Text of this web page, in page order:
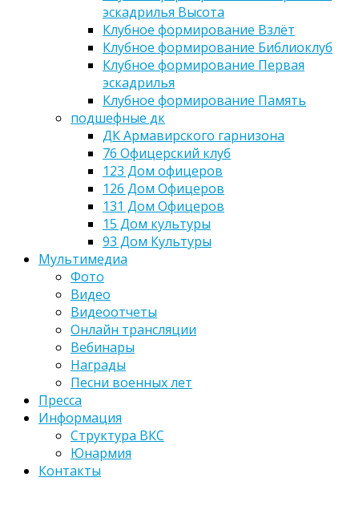
эскадрилья Высота
Клубное формирование Взлёт
Клубное формирование Библиоклуб
Клубное формирование Первая
эскадрилья
Клубное формирование Память
подшефные дк
ДК Армавирского гарнизона
76 Офицерский клуб
123 Дом офицеров
126 Дом Офицеров
131 Дом Офицеров
15 Дом культуры
93 Дом Культуры
Мультимедиа
Фото
Видео
Видеоотчеты
Онлайн трансляции
Вебинары
Награды
Песни военных лет
Пресса
Информация
Структура ВКС
Юнармия
Контакты